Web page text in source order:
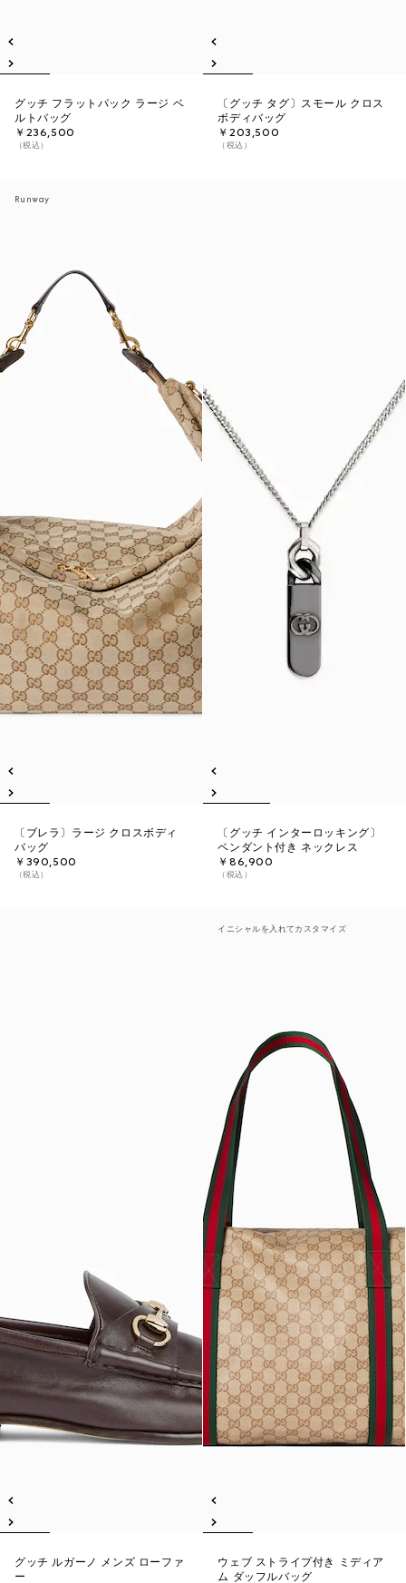
グッチ フラットパック ラージ ベ
ルトバッグ
￥236,500
（税込）
〔グッチ タグ〕スモール クロス
ボディバッグ
￥203,500
（税込）
Runway
〔ブレラ〕ラージ クロスボディ
バッグ
￥390,500
（税込）
〔グッチ インターロッキング〕
ペンダント付き ネックレス
￥86,900
（税込）
グッチ ルガーノ メンズ ローファ
ー
イニシャルを入れてカスタマイズ
ウェブ ストライプ付き ミディア
ム ダッフルバッグ